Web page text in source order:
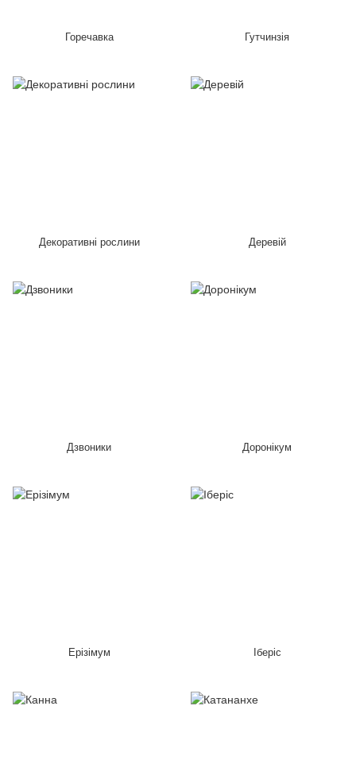
Горечавка Гутчинзія
Декоративні рослини Деревій
Дзвоники Доронікум
Ерізімум Іберіс